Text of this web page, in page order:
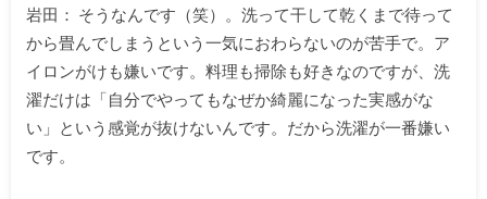
岩田： そうなんです（笑）。洗って干して乾くまで待って
から畳んでしまうという一気におわらないのが苦手で。ア
イロンがけも嫌いです。料理も掃除も好きなのですが、洗
濯だけは「自分でやってもなぜか綺麗になった実感がな
い」という感覚が抜けないんです。だから洗濯が一番嫌い
です。